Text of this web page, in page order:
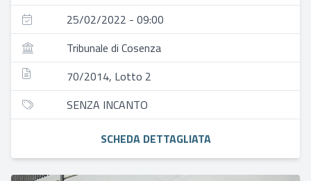
25/02/2022 - 09:00
Tribunale di Cosenza
70/2014, Lotto 2
SENZA INCANTO
SCHEDA DETTAGLIATA